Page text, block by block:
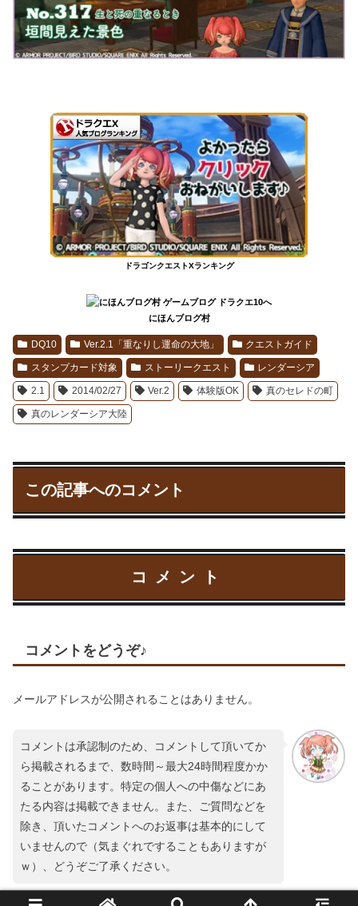
ドラゴンクエストXランキング
にほんブログ村
DQ10 Ver.2.1「重なりし運命の大地」 クエストガイド
スタンプカード対象 ストーリークエスト レンダーシア
2.1 2014/02/27 Ver.2 体験版OK 真のセレドの町
真のレンダーシア大陸
この記事へのコメント
コメント
コメントをどうぞ♪
メールアドレスが公開されることはありません。
コメントは承認制のため、コメントして頂いてか
ら掲載されるまで、数時間～最大24時間程度かか
ることがあります。特定の個人への中傷などにあ
たる内容は掲載できません。また、ご質問などを
除き、頂いたコメントへのお返事は基本的にして
いませんので（気まぐれですることもありますが
ｗ）、どうぞご了承ください。